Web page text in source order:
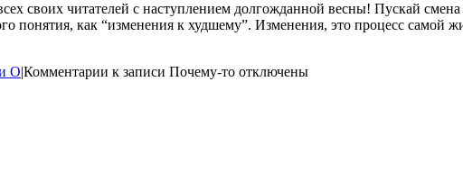
своих читателей с наступлением долгожданной весны! Пускай
понятия, как “изменения к худшему”. Изменения, это процесс
О|Комментарии к записи Почему-то отключены